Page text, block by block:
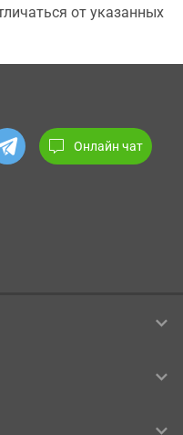
от указанных
Онлайн чат